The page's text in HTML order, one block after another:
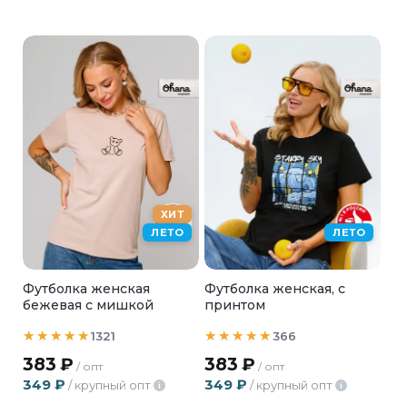
ХИТ
ЛЕТО
Футболка женская
бежевая с мишкой
1321
383 ₽ / опт
349 ₽ / крупный опт i
ЛЕТО
Футболка женская, с
принтом
366
383 ₽ / опт
349 ₽ / крупный опт i